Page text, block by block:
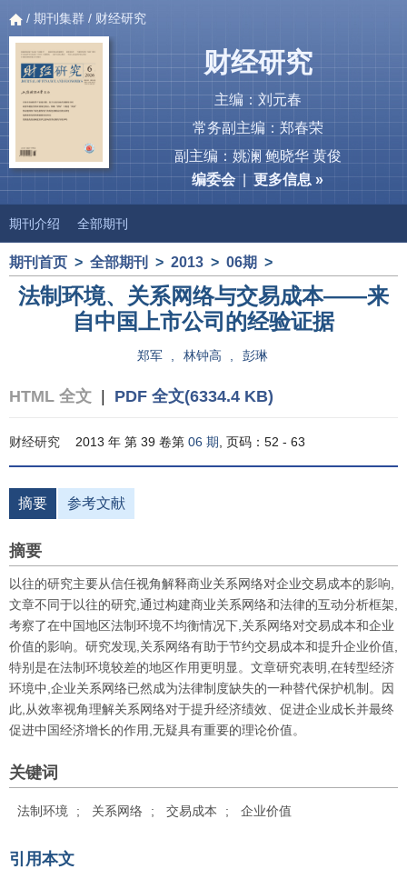
/ 期刊集群 / 财经研究
财经研究
主编：刘元春
常务副主编：郑春荣
副主编：姚澜 鲍晓华 黄俊
编委会|更多信息 »
期刊介绍 全部期刊
期刊首页 > 全部期刊 > 2013 > 06期 >
法制环境、关系网络与交易成本——来
自中国上市公司的经验证据
郑军 林钟高 彭琳
HTML 全文 PDF 全文(6334.4 KB)
财经研究 2013 年 第 39 卷第 06 期 , 页码：52 - 63
摘要 参考文献
摘要
以往的研究主要从信任视角解释商业关系网络对企业交易成本的影响,
文章不同于以往的研究,通过构建商业关系网络和法律的互动分析框架,
考察了在中国地区法制环境不均衡情况下,关系网络对交易成本和企业
价值的影响。研究发现,关系网络有助于节约交易成本和提升企业价值,
特别是在法制环境较差的地区作用更明显。文章研究表明,在转型经济
环境中,企业关系网络已然成为法律制度缺失的一种替代保护机制。因
此,从效率视角理解关系网络对于提升经济绩效、促进企业成长并最终
促进中国经济增长的作用,无疑具有重要的理论价值。
关键词
法制环境 ; 关系网络 ; 交易成本 ; 企业价值
引用本文